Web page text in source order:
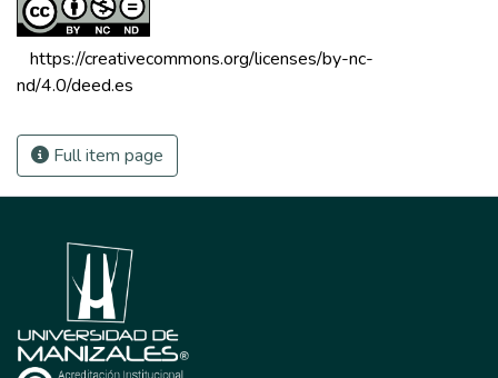
https://creativecommons.org/licenses/by-nc-
nd/4.0/deed.es
Full item page